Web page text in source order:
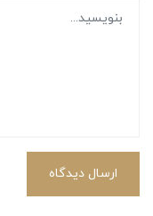
ارسال دیدگاه